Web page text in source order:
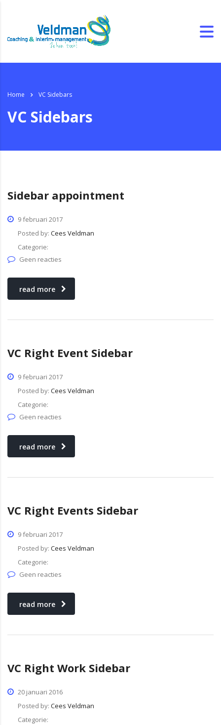
Home VC Sidebars
VC Sidebars
Sidebar appointment
9 februari 2017
Posted by: Cees Veldman
Categorie:
Geen reacties
read more
VC Right Event Sidebar
9 februari 2017
Posted by: Cees Veldman
Categorie:
Geen reacties
read more
VC Right Events Sidebar
9 februari 2017
Posted by: Cees Veldman
Categorie:
Geen reacties
read more
VC Right Work Sidebar
20 januari 2016
Posted by: Cees Veldman
Categorie: